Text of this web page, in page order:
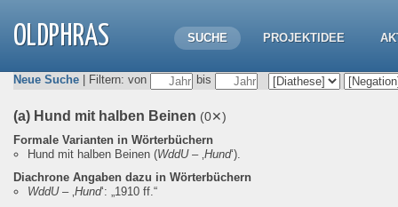
OLDPHRAS SUCHE PROJEKTIDEE
Neue Suche | Filtern: von bis
(a) Hund mit halben Beinen (0✕)
Formale Varianten in Wörterbüchern
Hund mit halben Beinen (WddU– ‚Hund‘).
Diachrone Angaben dazu in Wörterbüchern
WddU– ‚Hund‘: „1910 ff.“